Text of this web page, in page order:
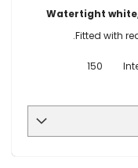
Watertight
Fitted with
150